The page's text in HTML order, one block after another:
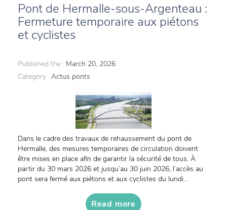
Pont de Hermalle-sous-Argenteau :
Fermeture temporaire aux piétons
et cyclistes
Published the : March 20, 2026
Category : Actus ponts
Dans le cadre des travaux de rehaussement du pont de
Hermalle, des mesures temporaires de circulation doivent
être mises en place afin de garantir la sécurité de tous. À
partir du 30 mars 2026 et jusqu’au 30 juin 2026, l’accès au
pont sera fermé aux piétons et aux cyclistes du lundi...
Read more